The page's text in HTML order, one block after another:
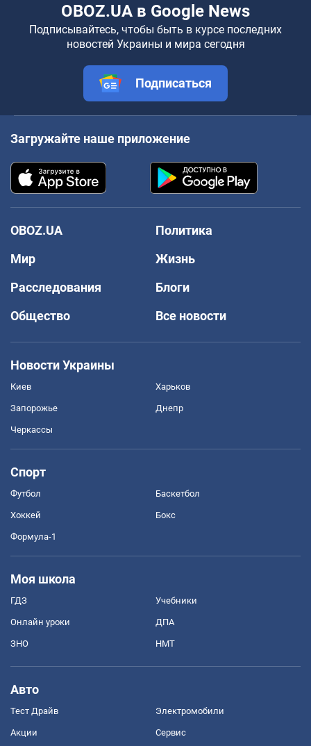
OBOZ.UA в Google News
Подписывайтесь, чтобы быть в курсе последних
новостей Украины и мира сегодня
Подписаться
Загружайте наше приложение
OBOZ.UA
Политика
Мир
Жизнь
Расследования
Блоги
Общество
Все новости
Новости Украины
Киев Харьков
Запорожье Днепр
Черкассы
Спорт
Футбол Баскетбол
Хоккей Бокс
Формула-1
Моя школа
ГДЗ Учебники
Онлайн уроки ДПА
ЗНО НМТ
Авто
Тест Драйв Электромобили
Акции Сервис